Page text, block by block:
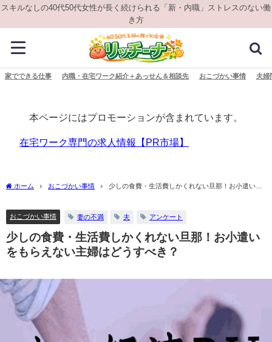
スキルなしの40代50代女性が長く続けられる「新・内職」ストレスのない働
き方
家でできる仕事 内職・在宅ワーク紹介＋あっせん＆相談先 おこづかい事情 夫婦
本ページにはプロモーションが含まれています。
在宅ワーク専門の求人情報【PR市場】
ホーム おこづかい事情
少しの食費・生活費しかくれない旦那！お小遣いを
おこづかい事情 妻の不満 夫 アンケート
少しの食費・生活費しかくれない旦那！お小遣い
をもらえない主婦はどうすべき？